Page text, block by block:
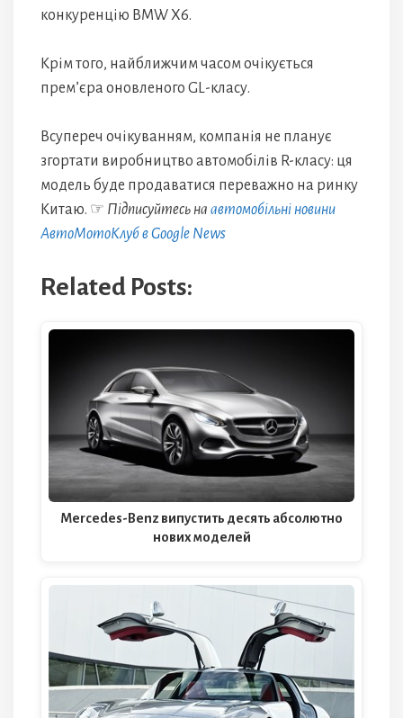
конкуренцію BMW X6.
Крім того, найближчим часом очікується
прем’єра оновленого GL-класу.
Всупереч очікуванням, компанія не планує
згортати виробництво автомобілів R-класу: ця
модель буде продаватися переважно на ринку
Китаю. ☞ Підписуйтесь на автомобільні новини
АвтоМотоКлуб в Google News
Related Posts:
Mercedes-Benz випустить десять абсолютно
нових моделей